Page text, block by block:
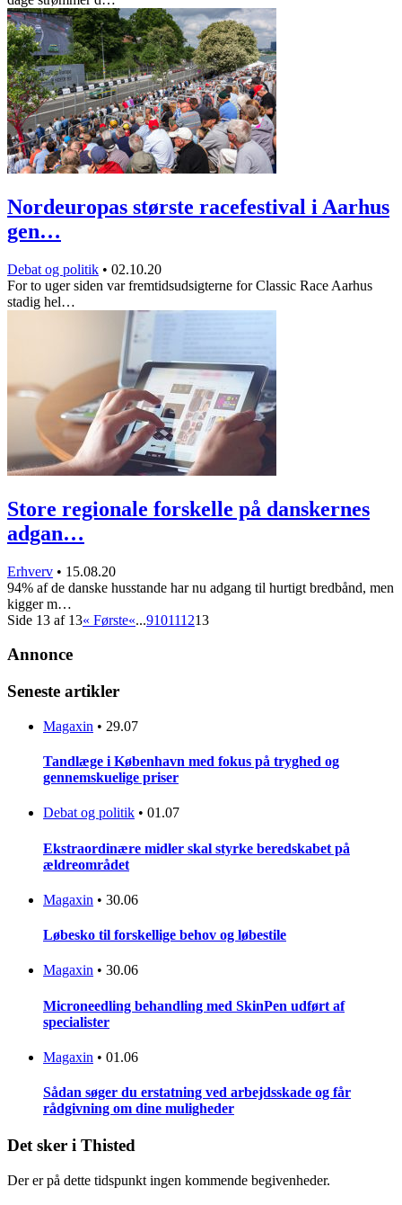
Nordeuropas største racefestival i Aarhus
gen…
Debat og politik • 02.10.20
For to uger siden var fremtidsudsigterne for Classic Race Aarhus
stadig hel…
Store regionale forskelle på danskernes
adgan…
Erhverv • 15.08.20
94% af de danske husstande har nu adgang til hurtigt bredbånd, men
kigger m…
Side 13 af 13« Første«...910111213
Annonce
Seneste artikler
Magaxin • 29.07
Tandlæge i København med fokus på tryghed og
gennemskuelige priser
Debat og politik • 01.07
Ekstraordinære midler skal styrke beredskabet på
ældreområdet
Magaxin • 30.06
Løbesko til forskellige behov og løbestile
Magaxin • 30.06
Microneedling behandling med SkinPen udført af
specialister
Magaxin • 01.06
Sådan søger du erstatning ved arbejdsskade og får
rådgivning om dine muligheder
Det sker i Thisted
Der er på dette tidspunkt ingen kommende begivenheder.